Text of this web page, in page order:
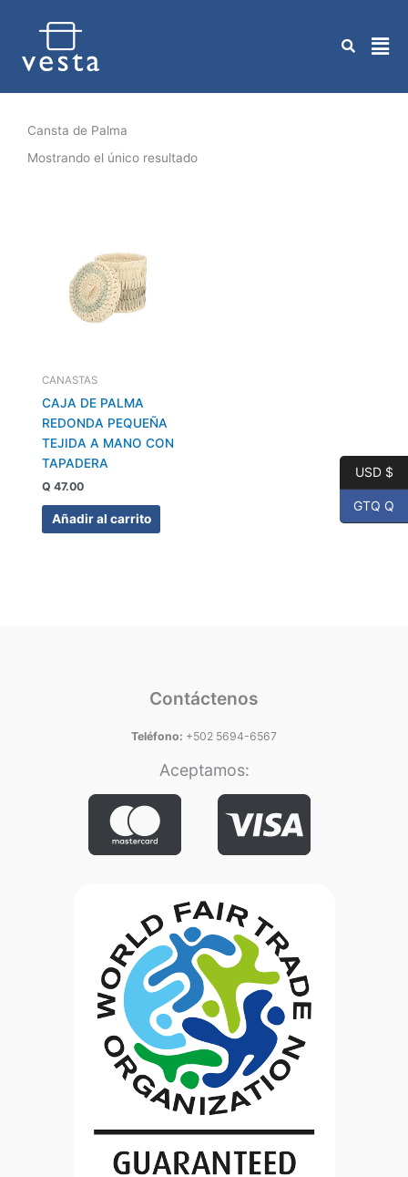
contenido
Cansta de Palma
Mostrando el único resultado
CANASTAS
CAJA DE PALMA
REDONDA PEQUEÑA
TEJIDA A MANO CON
TAPADERA
Q 47.00
Añadir al carrito
Contáctenos
Teléfono: +502 5694-6567
Aceptamos:
USD $
GTQ Q